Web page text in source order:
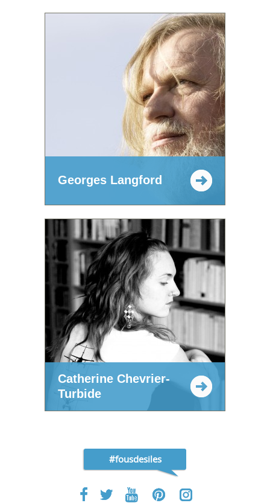
Georges Langford
Catherine Chevrier-
Turbide
#fousdesiles